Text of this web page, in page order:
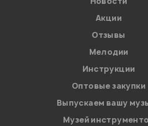
на обработку
Политикой в
персональных данных.
Введите проверочное число:
Акции
Отзывы
Мелодии
Инструкции
Оптовые закупки
Выпускаем вашу
Музей